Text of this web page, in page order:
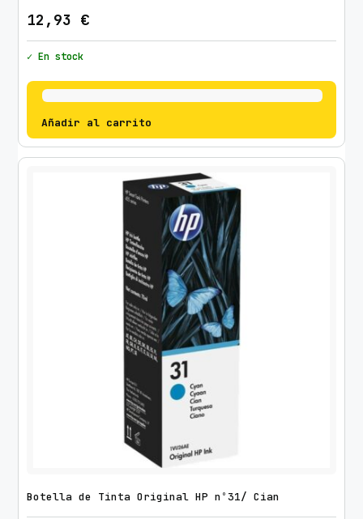
12,93 €
✓ En stock
Añadir al carrito
Botella de Tinta Original HP nº31/ Cian